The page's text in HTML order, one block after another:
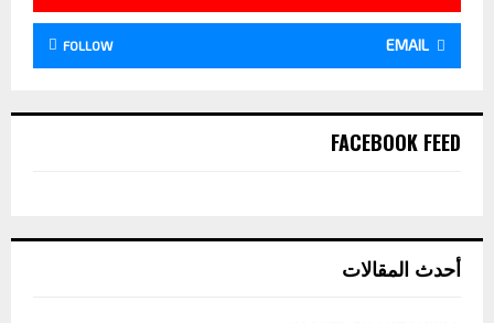
EMAIL
FOLLOW
FACEBOOK FEED
أحدث المقالات